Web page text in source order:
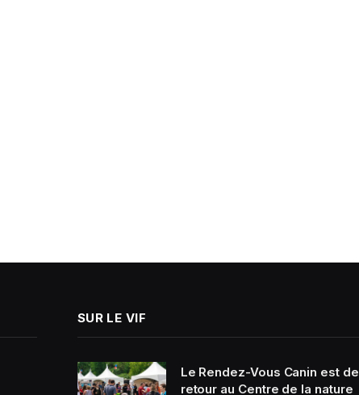
SUR LE VIF
Le Rendez-Vous Canin est de
retour au Centre de la nature